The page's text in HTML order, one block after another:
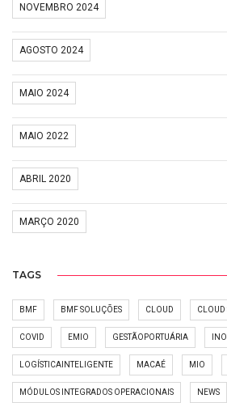
NOVEMBRO 2024
AGOSTO 2024
MAIO 2024
MAIO 2022
ABRIL 2020
MARÇO 2020
TAGS
BMF BMF SOLUÇÕES CLOUD CLOUD
COVID EMIO GESTÃOPORTUÁRIA
LOGÍSTICAINTELIGENTE MACAÉ MIO
MÓDULOS INTEGRADOS OPERACIONAIS NEWS